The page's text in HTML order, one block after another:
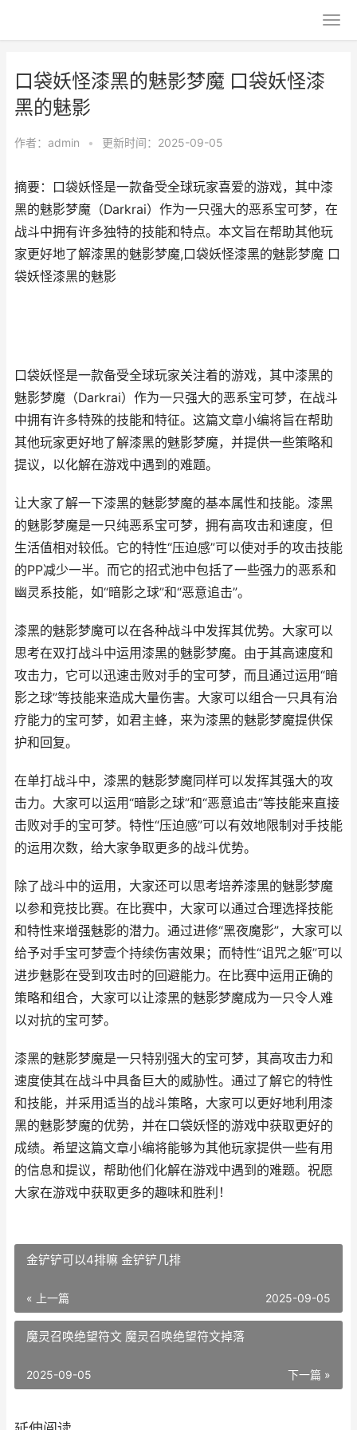
口袋妖怪漆黑的魅影梦魔 口袋妖怪漆
黑的魅影
作者： admin • 更新时间：2025-09-05
摘要：口袋妖怪是一款备受全球玩家喜爱的游戏，其中漆
黑的魅影梦魔（Darkrai）作为一只强大的恶系宝可梦，在
战斗中拥有许多独特的技能和特点。本文旨在帮助其他玩
家更好地了解漆黑的魅影梦魔,口袋妖怪漆黑的魅影梦魔 口
袋妖怪漆黑的魅影
口袋妖怪是一款备受全球玩家关注着的游戏，其中漆黑的
魅影梦魔（Darkrai）作为一只强大的恶系宝可梦，在战斗
中拥有许多特殊的技能和特征。这篇文章小编将旨在帮助
其他玩家更好地了解漆黑的魅影梦魔，并提供一些策略和
提议，以化解在游戏中遇到的难题。
让大家了解一下漆黑的魅影梦魔的基本属性和技能。漆黑
的魅影梦魔是一只纯恶系宝可梦，拥有高攻击和速度，但
生活值相对较低。它的特性“压迫感”可以使对手的攻击技能
的PP减少一半。而它的招式池中包括了一些强力的恶系和
幽灵系技能，如“暗影之球”和“恶意追击”。
漆黑的魅影梦魔可以在各种战斗中发挥其优势。大家可以
思考在双打战斗中运用漆黑的魅影梦魔。由于其高速度和
攻击力，它可以迅速击败对手的宝可梦，而且通过运用“暗
影之球”等技能来造成大量伤害。大家可以组合一只具有治
疗能力的宝可梦，如君主蜂，来为漆黑的魅影梦魔提供保
护和回复。
在单打战斗中，漆黑的魅影梦魔同样可以发挥其强大的攻
击力。大家可以运用“暗影之球”和“恶意追击”等技能来直接
击败对手的宝可梦。特性“压迫感”可以有效地限制对手技能
的运用次数，给大家争取更多的战斗优势。
除了战斗中的运用，大家还可以思考培养漆黑的魅影梦魔
以参和竞技比赛。在比赛中，大家可以通过合理选择技能
和特性来增强魅影的潜力。通过进修“黑夜魔影”，大家可以
给予对手宝可梦壹个持续伤害效果；而特性“诅咒之躯”可以
进步魅影在受到攻击时的回避能力。在比赛中运用正确的
策略和组合，大家可以让漆黑的魅影梦魔成为一只令人难
以对抗的宝可梦。
漆黑的魅影梦魔是一只特别强大的宝可梦，其高攻击力和
速度使其在战斗中具备巨大的威胁性。通过了解它的特性
和技能，并采用适当的战斗策略，大家可以更好地利用漆
黑的魅影梦魔的优势，并在口袋妖怪的游戏中获取更好的
成绩。希望这篇文章小编将能够为其他玩家提供一些有用
的信息和提议，帮助他们化解在游戏中遇到的难题。祝愿
大家在游戏中获取更多的趣味和胜利！
金铲铲可以4排嘛 金铲铲几排
« 上一篇 2025-09-05
魔灵召唤绝望符文 魔灵召唤绝望符文掉落
下一篇 »
2025-09-05